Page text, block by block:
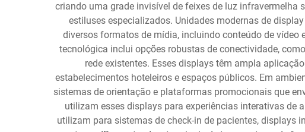
criando uma grade invisível de feixes de luz infravermelha
estiluses especializados. Unidades modernas de
diversos formatos de mídia, incluindo conteúdo de vídeo
tecnológica inclui opções robustas de conectividade,
rede existentes. Esses displays têm ampla
estabelecimentos hoteleiros e espaços públicos. Em
sistemas de orientação e plataformas promocionais que
utilizam esses displays para experiências interativas de
utilizam para sistemas de check-in de pacientes,